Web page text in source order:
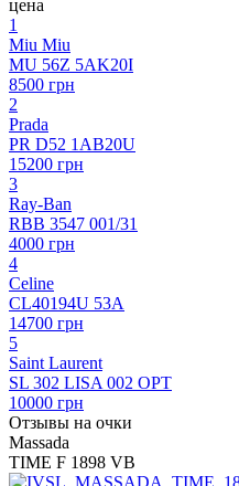
цена
1
Miu Miu
MU 56Z 5AK20I
8500 грн
2
Prada
PR D52 1AB20U
15200 грн
3
Ray-Ban
RBB 3547 001/31
4000 грн
4
Celine
CL40194U 53A
14700 грн
5
Saint Laurent
SL 302 LISA 002 OPT
10000 грн
Отзывы на очки
Massada
TIME F 1898 VB